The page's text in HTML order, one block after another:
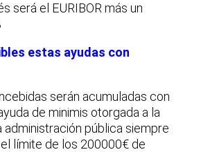
será el EURIBOR más un
estas ayudas con
serán acumuladas con
de minimis otorgada a la
administración pública siempre
límite de los 200000€ de